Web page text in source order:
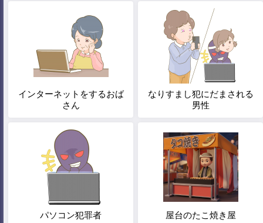
インターネットをするおば
さん
なりすまし犯にだまされる
男性
パソコン犯罪者 屋台のたこ焼き屋